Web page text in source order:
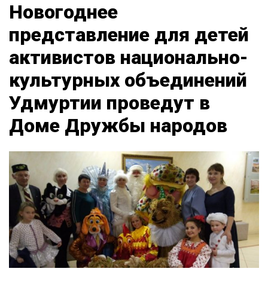
Новогоднее
представление для детей
активистов национально-
культурных объединений
Удмуртии проведут в
Доме Дружбы народов